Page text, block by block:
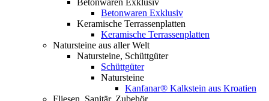
Betonwaren Exklusiv
Betonwaren Exklusiv
Keramische Terrassenplatten
Keramische Terrassenplatten
Natursteine aus aller Welt
Natursteine, Schüttgüter
Schüttgüter
Natursteine
Kanfanar® Kalkstein aus Kroatien
Fliesen, Sanitär, Zubehör